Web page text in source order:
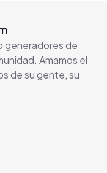
generadores de
Amamos el
de su gente, su